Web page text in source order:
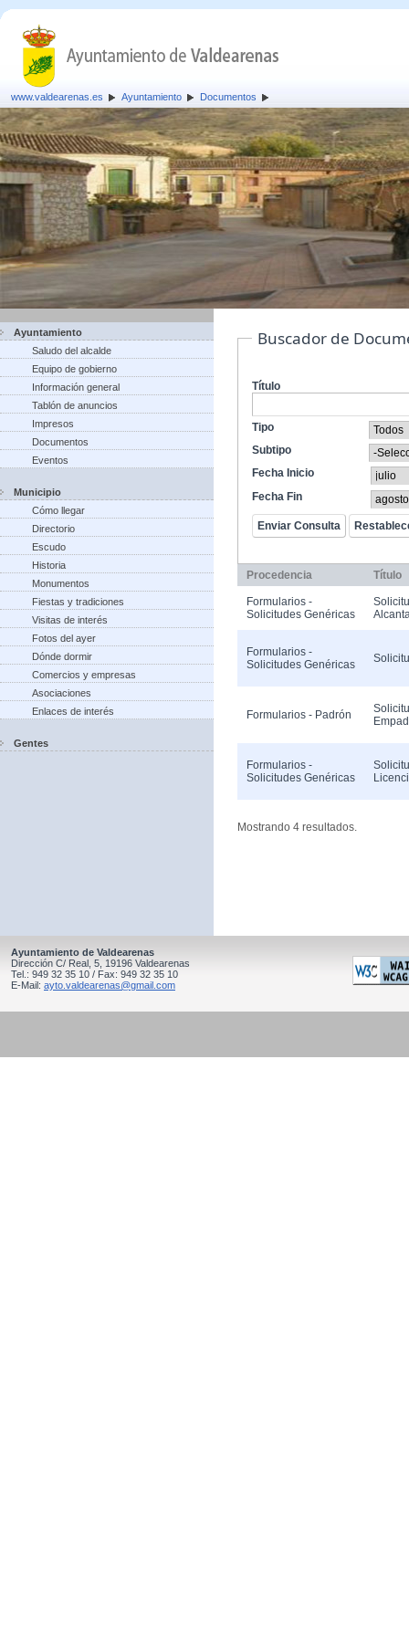
www.valdearenas.es Ayuntamiento Documentos
Ayuntamiento
Saludo del alcalde
Equipo de gobierno
Información general
Tablón de anuncios
Impresos
Documentos
Eventos
Municipio
Cómo llegar
Directorio
Escudo
Historia
Monumentos
Fiestas y tradiciones
Visitas de interés
Fotos del ayer
Dónde dormir
Comercios y empresas
Asociaciones
Enlaces de interés
Gentes
Buscador de
Título
Tipo
Subtipo
Fecha Inicio
Fecha Fin
Procedencia Título
Formularios -
Solicitudes Genéricas
Formularios -
Solicitudes Genéricas
Formularios - Padrón
Formularios -
Solicitudes Genéricas
Mostrando 4 resultados.
Ayuntamiento de Valdearenas
Dirección C/ Real, 5, 19196 Valdearenas
Tel.: 949 32 35 10 / Fax: 949 32 35 10
E-Mail: ayto.valdearenas@gmail.com